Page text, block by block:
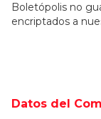
Boletópolis no
encriptados a
Datos del